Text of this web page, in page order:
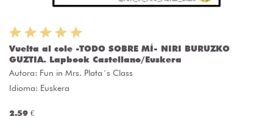
Vuelta al cole -TODO SOBRE MÍ- NIRI BURUZKO
GUZTIA. Lapbook Castellano/Euskera
Autora: Fun in Mrs. Plata´s Class
Idioma: Euskera
2.59 €